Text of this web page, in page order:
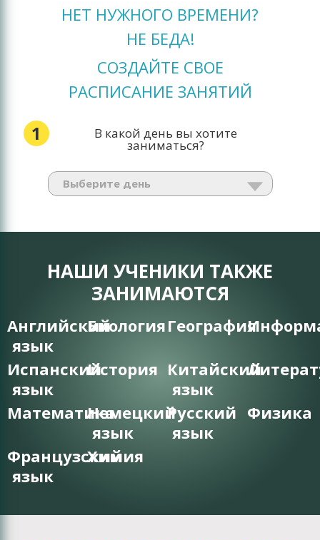
НЕТ НУЖНОГО ВРЕМЕНИ?
НЕ БЕДА!
СОЗДАЙТЕ СВОЕ
РАСПИСАНИЕ ЗАНЯТИЙ
1 В какой день вы хотите
заниматься?
НАШИ УЧЕНИКИ ТАКЖЕ
ЗАНИМАЮТСЯ
Английский
язык
БиологияГеография
Испанский
язык
История Китайский
язык
МатематикаНемецкий
язык
Русский
язык
Физика
Французский
язык
Химия